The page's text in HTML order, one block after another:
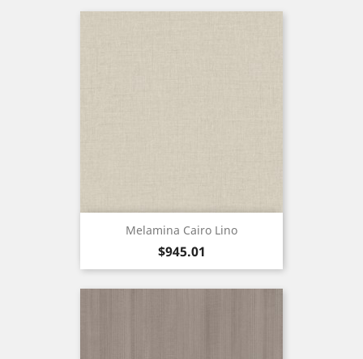
Melamina Cairo Lino
Precio
$945.01